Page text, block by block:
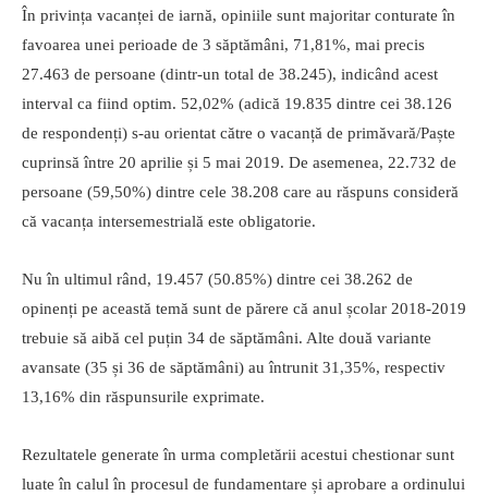
În privința vacanței de iarnă, opiniile sunt majoritar conturate în
favoarea unei perioade de 3 săptămâni, 71,81%, mai precis
27.463 de persoane (dintr-un total de 38.245), indicând acest
interval ca fiind optim. 52,02% (adică 19.835 dintre cei 38.126
de respondenți) s-au orientat către o vacanță de primăvară/Paște
cuprinsă între 20 aprilie și 5 mai 2019. De asemenea, 22.732 de
persoane (59,50%) dintre cele 38.208 care au răspuns consideră
că vacanța intersemestrială este obligatorie.
Nu în ultimul rând, 19.457 (50.85%) dintre cei 38.262 de
opinenți pe această temă sunt de părere că anul școlar 2018-2019
trebuie să aibă cel puțin 34 de săptămâni. Alte două variante
avansate (35 și 36 de săptămâni) au întrunit 31,35%, respectiv
13,16% din răspunsurile exprimate.
Rezultatele generate în urma completării acestui chestionar sunt
luate în calul în procesul de fundamentare și aprobare a ordinului